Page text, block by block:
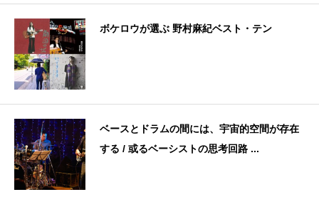
ボケロウが選ぶ 野村麻紀ベスト・テン
ベースとドラムの間には、宇宙的空間が存在
する / 或るベーシストの思考回路 ...